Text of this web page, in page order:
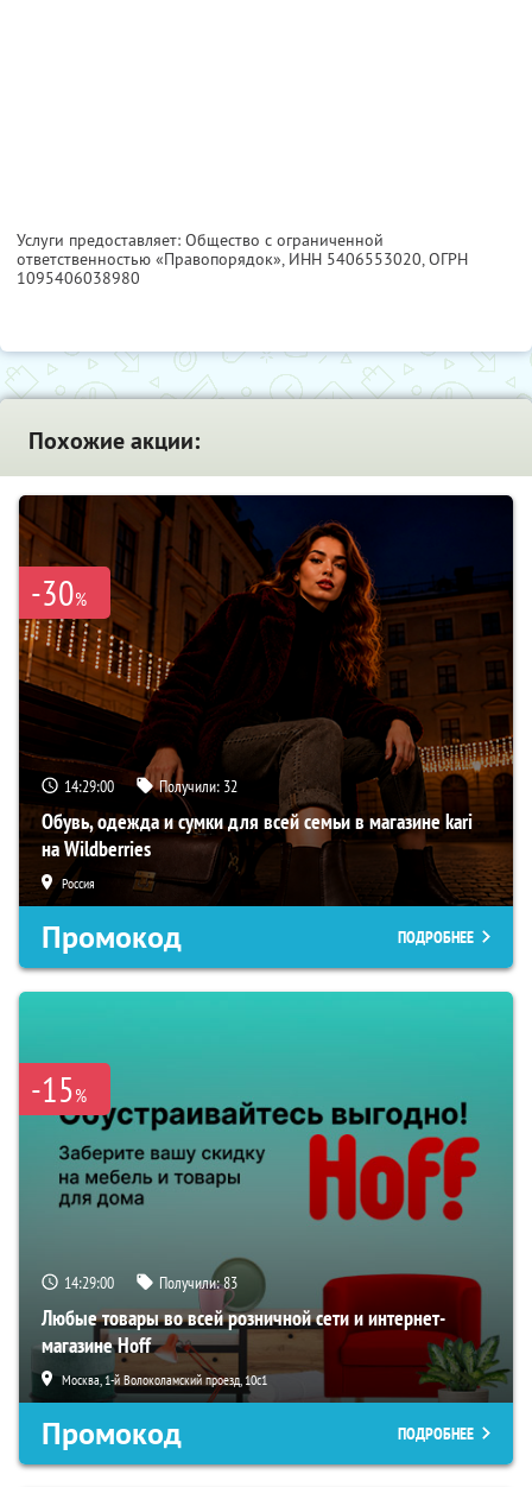
Услуги предоставляет: Общество с ограниченной
ответственностью «Правопорядок», ИНН 5406553020, ОГРН
1095406038980
Похожие акции:
-30%
14:28:58 Получили: 32
Обувь, одежда и сумки для всей семьи в магазине kari
на Wildberries
Россия
Промокод ПОДРОБНЕЕ
-15%
14:28:58 Получили:83
Любые товары во всей розничной сети и интернет-
магазине Hoff
Москва, 1-й Волоколамский проезд, 10с1
Промокод ПОДРОБНЕЕ